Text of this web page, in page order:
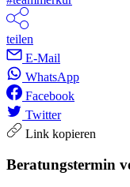
teilen
E-Mail
WhatsApp
Facebook
Twitter
Link kopieren
Beratungstermin